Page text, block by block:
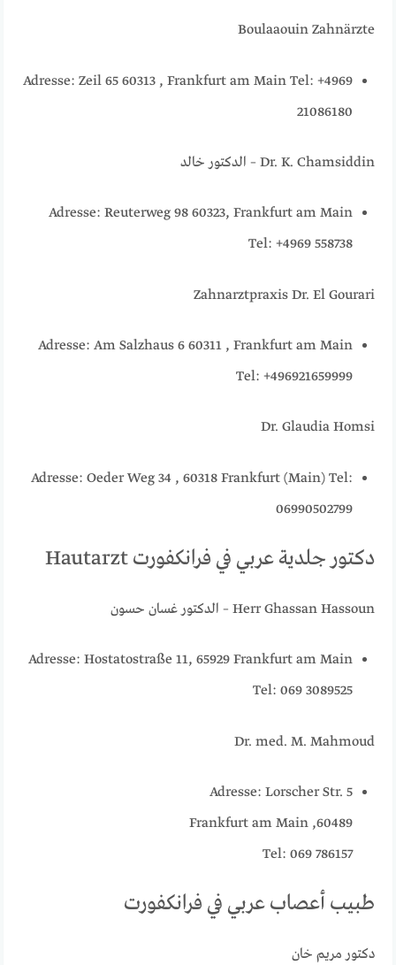
Boulaaouin Zahnärzte
Adresse: Zeil 65 60313 , Frankfurt am Main Tel: +4969
21086180
Dr. K. Chamsiddin – الدكتور خالد
Adresse: Reuterweg 98 60323, Frankfurt am Main
Tel: +4969 558738
Zahnarztpraxis Dr. El Gourari
Adresse: Am Salzhaus 6 60311 , Frankfurt am Main
Tel: +496921659999
Dr. Glaudia Homsi
Adresse: Oeder Weg 34 , 60318 Frankfurt (Main) Tel:
06990502799
دكتور جلدية عربي في فرانكفورت Hautarzt
Herr Ghassan Hassoun – الدكتور غسان حسون
Adresse: Hostatostraße 11, 65929 Frankfurt am Main
Tel: 069 3089525
Dr. med. M. Mahmoud
Adresse: Lorscher Str. 5
60489, Frankfurt am Main
Tel: 069 786157
طبيب أعصاب عربي في فرانكفورت
دكتور مريم خان